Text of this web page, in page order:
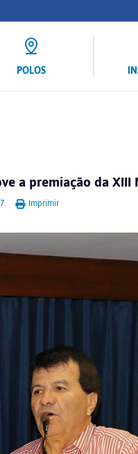
POLOS
a premiação da XIII
Imprimir